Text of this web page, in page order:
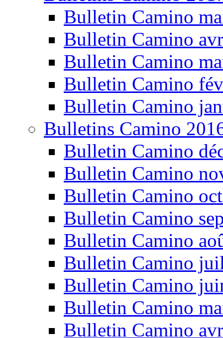
Bulletin Camino
Bulletin Camino
Bulletin Camino
Bulletin Camino
Bulletin Camino
Bulletins Camino
Bulletin Camino
Bulletin Camino
Bulletin Camino
Bulletin Camino
Bulletin Camino
Bulletin Camino
Bulletin Camino
Bulletin Camino
Bulletin Camino